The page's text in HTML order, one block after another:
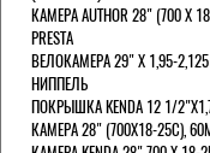
КАМЕРА AUTHOR 28" (700 Х
PRESTA
ВЕЛОКАМЕРА 29" X 1,95-
НИППЕЛЬ
ПОКРЫШКА KENDA 12 1/
КАМЕРА 28" (700Х18-25С),